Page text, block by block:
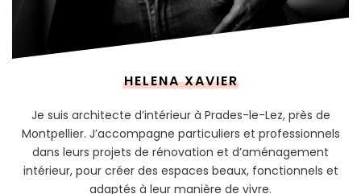
HELENA XAVIER
Je suis architecte d’intérieur à Prades-le-Lez, près de
Montpellier. J’accompagne particuliers et professionnels
dans leurs projets de rénovation et d’aménagement
intérieur, pour créer des espaces beaux, fonctionnels et
adaptés à leur manière de vivre.